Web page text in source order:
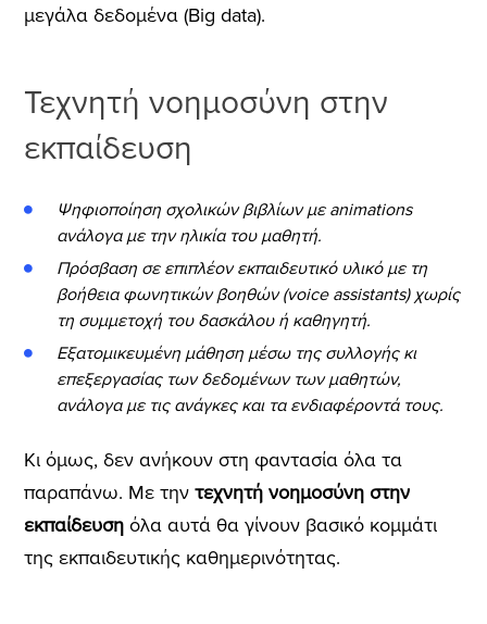
μεγάλα δεδομένα (Big data).
Τεχνητή νοημοσύνη στην
εκπαίδευση
Ψηφιοποίηση σχολικών βιβλίων με animations
ανάλογα με την ηλικία του μαθητή.
Πρόσβαση σε επιπλέον εκπαιδευτικό υλικό με τη
βοήθεια φωνητικών βοηθών (voice assistants) χωρίς
τη συμμετοχή του δασκάλου ή καθηγητή.
Εξατομικευμένη μάθηση μέσω της συλλογής κι
επεξεργασίας των δεδομένων των μαθητών,
ανάλογα με τις ανάγκες και τα ενδιαφέροντά τους.
Κι όμως, δεν ανήκουν στη φαντασία όλα τα
παραπάνω. Με την τεχνητή νοημοσύνη στην
εκπαίδευση όλα αυτά θα γίνουν βασικό κομμάτι
της εκπαιδευτικής καθημερινότητας.